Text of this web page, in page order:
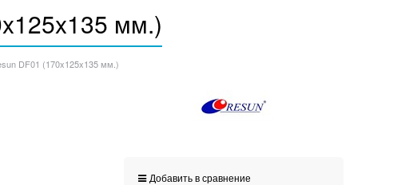
мм.)
DF01 (170x125x135 мм.)
Добавить в сравнение